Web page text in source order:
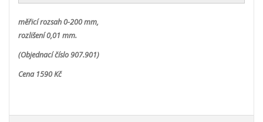
měřicí rozsah 0-200 mm,
rozlišení 0,01 mm.
(Objednací číslo 907.901)
Cena 1590 Kč